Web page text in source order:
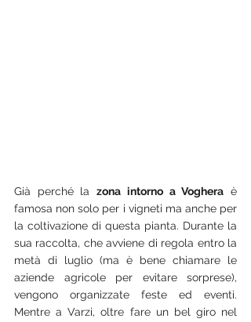
Già perché la zona intorno a Voghera è
famosa non solo per i vigneti ma anche per
la coltivazione di questa pianta. Durante la
sua raccolta, che avviene di regola entro la
metà di luglio (ma è bene chiamare le
aziende agricole per evitare sorprese),
vengono organizzate feste ed eventi.
Mentre a Varzi, oltre fare un bel giro nel